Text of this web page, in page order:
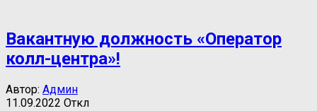
Вакантную должность «Оператор
колл-центра»!
Автор: Админ
11.09.2022 Откл